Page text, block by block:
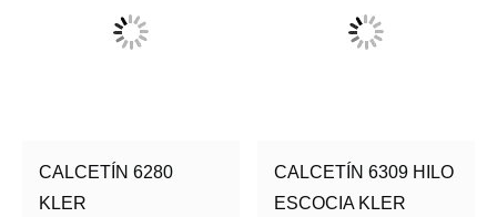
CALCETÍN 6280
KLER
CALCETÍN 6309 HILO
ESCOCIA KLER